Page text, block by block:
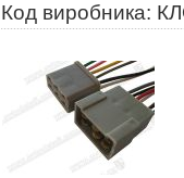
Код виробника: